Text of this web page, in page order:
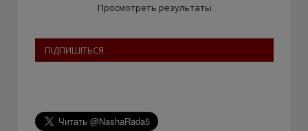
Просмотреть результаты
ПІДПИШІТЬСЯ